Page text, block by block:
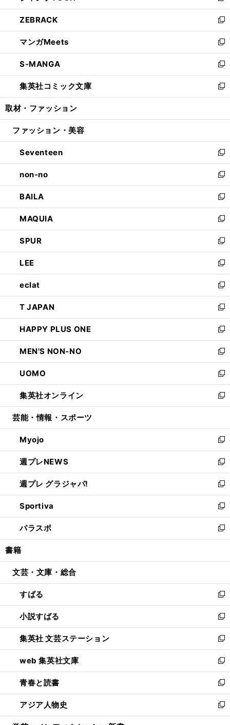
開
く
ウ
で
開
く
ン
ド
ウ
で
開
く
ウ
ィ
ン
ド
ウ
で
開
く
し
い
ウ
ィ
ン
ド
ウ
で
開
ZEBRACK
新
し
い
ウ
ィ
ン
ド
ウ
開
マンガMeets
新
し
い
ウ
ィ
ン
ウ
開
く
S-MANGA
新
し
い
ウ
ン
ウ
で
開
く
集英社コミック文庫
新
し
ウ
ン
ド
ウ
で
開
く
取材・ファッション
ファッション・美容
Seventeen
新
し
い
ウ
ィ
ン
ド
ウ
で
開
く
non-no
新
し
い
ウ
ィ
ン
ド
ウ
で
開
く
BAILA
新
し
い
ウ
ィ
ン
ド
ウ
で
開
く
MAQUIA
新
し
い
ウ
ィ
ン
ド
ウ
で
開
く
SPUR
新
し
い
ウ
ィ
ン
ド
ウ
で
開
く
LEE
新
し
い
ウ
ィ
ン
ド
ウ
で
開
く
eclat
新
し
い
ウ
ィ
ン
ド
ウ
で
開
く
T JAPAN
新
し
い
ウ
ィ
ン
ド
ウ
で
開
HAPPY PLUS ONE
新
し
い
ウ
ィ
ン
ド
ウ
開
く
MEN'S NON-NO
新
し
い
ウ
ィ
ン
ウ
で
開
く
UOMO
新
し
い
ウ
ン
ド
ウ
で
開
く
集英社オンライン
新
し
ウ
ィ
ン
ド
ウ
で
開
く
芸能・情報・スポーツ
Myojo
新
し
い
ウ
ィ
ン
ド
ウ
で
開
週プレNEWS
新
し
い
ウ
ィ
ン
ド
ウ
開
週プレ グラジャパ!
新
し
い
ウ
ィ
ン
ウ
開
く
Sportiva
新
し
い
ウ
ン
ウ
で
開
く
パラスポ
新
し
ウ
ン
ド
ウ
で
開
く
書籍
文芸・文庫・総合
すばる
新
し
い
ウ
ィ
ン
ド
ウ
で
開
く
小説すばる
新
し
い
ウ
ィ
ン
ド
ウ
で
開
集英社 文芸ステーション
新
し
い
ウ
ィ
ン
ド
ウ
web 集英社文庫
新
し
い
ウ
ィ
ン
青春と読書
新
し
い
ウ
アジア人物史
新
し